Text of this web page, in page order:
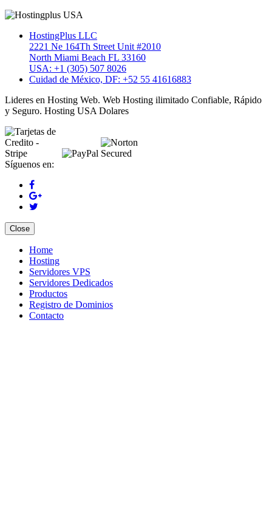
HostingPlus LLC
2221 Ne 164Th Street Unit #2010
North Miami Beach FL 33160
USA: +1 (305) 507 8026
Cuidad de México, DF: +52 55 41616883
Lideres en Hosting Web. Web Hosting ilimitado Confiable, Rápido
y Seguro. Hosting USA Dolares
Síguenos en:
Close
Home
Hosting
Servidores VPS
Servidores Dedicados
Productos
Registro de Dominios
Contacto